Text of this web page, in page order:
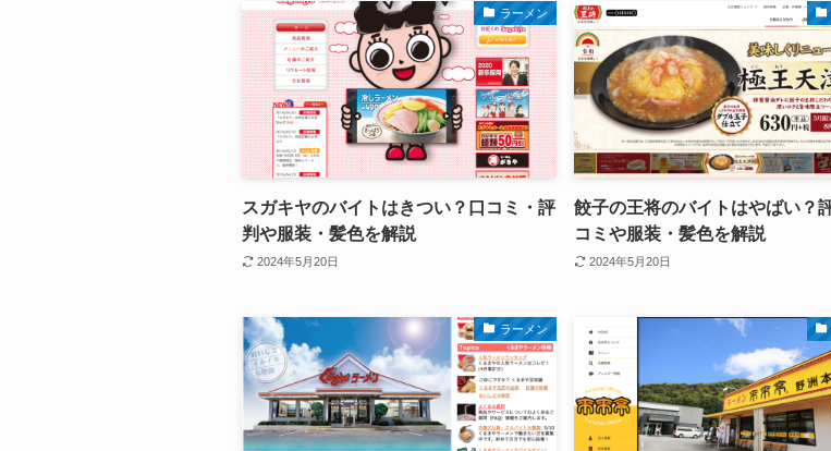
ラーメン
スガキヤのバイトはきつい？口コミ・評
判や服装・髪色を解説
2024年5月20日
餃子の王将のバイトはやばい？
コミや服装・髪色を解説
2024年5月20日
ラーメン